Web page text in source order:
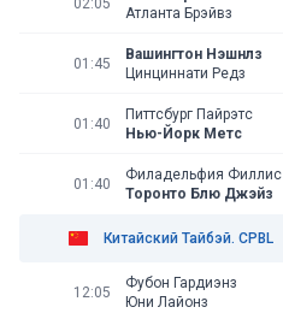
02:05
Атланта Брэйвз
01:45
Вашингтон Нэшнлз
Цинциннати Редз
01:40
Питтсбург Пайрэтс
Нью-Йорк Метс
01:40
Филадельфия Филлис
Торонто Блю Джэйз
Китайский Тайбэй. CPBL
12:05
Фубон Гардиэнз
Юни Лайонз